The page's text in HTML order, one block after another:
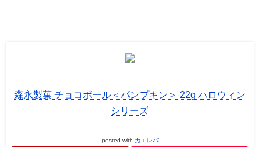
森永製菓 チョコボール＜パンプキン＞ 22g ハロウィン
シリーズ
posted with カエレバ